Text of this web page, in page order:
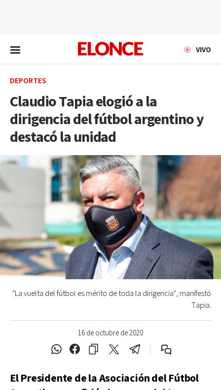
VIVO
DEPORTES
Claudio Tapia elogió a la
dirigencia del fútbol argentino y
destacó la unidad
16 de octubre de 2020
"La vuelta del fútbol es mérito de toda la dirigencia", manifestó
Tapia.
El Presidente de la Asociación del Fútbol